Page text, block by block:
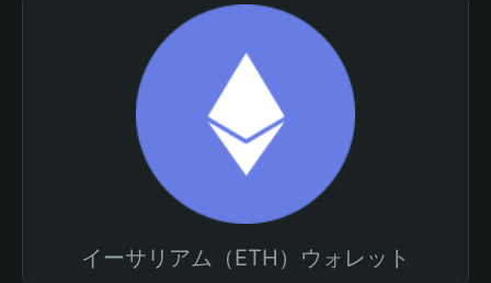
イーサリアム（ETH）ウォレット